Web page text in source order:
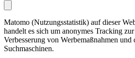
Matomo (Nutzungsstatistik) auf dieser
handelt es sich um anonymes Tracking
Verbesserung von Werbemaßnahmen
Suchmaschinen.